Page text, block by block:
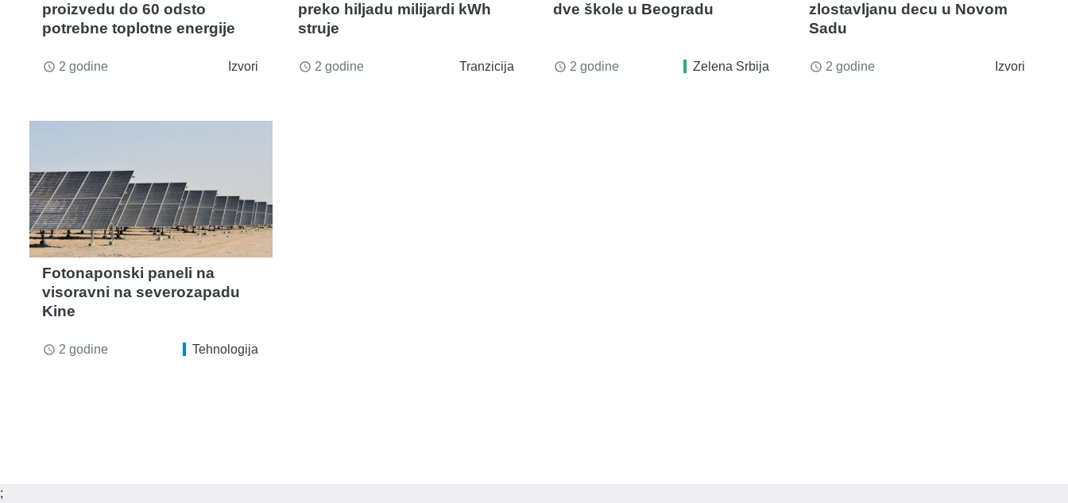
proizvedu do 60 odsto
potrebne toplotne energije
access_time 2 godine Izvori
preko hiljadu milijardi kWh
struje
access_time 2 godine Tranzicija
dve škole u Beogradu
access_time 2 godine Zelena Srbija
zlostavljanu decu u Novom
Sadu
access_time 2 godine Izvori
Fotonaponski paneli na
visoravni na severozapadu
Kine
access_time 2 godine Tehnologija
;